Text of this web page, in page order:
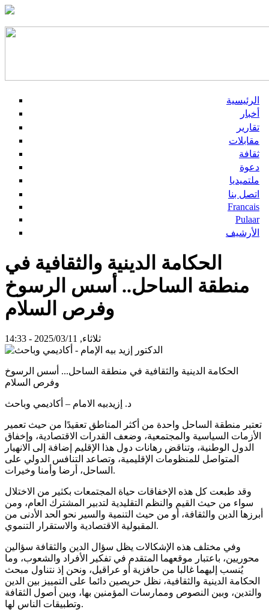
الرئيسية
أخبار
تقارير
مقابلات
ثقافة
دعوة
ملتميديا
اتصل بنا
Francais
Pulaar
الأرشيف
الحكامة الدينية والثقافية في
منطقة الساحل.. أسس الرسوخ
وفرص السلام
ثلاثاء, 2025/03/11 - 14:33
الحكامة الدينية والثقافية في منطقة الساحل... أسس الرسوخ
وفرص السلام
د. إزيدبيه الامام – أكاديمي وباحث
تعتبر منطقة الساحل واحدة من أكثر المناطق تعقيدًا من حيث تعمير
الأزمات السياسية والمجتمعية، وضعف القدرات الاقتصادية، وإخفاق
الدول الوطنية، وتناقض رهانات دول هذا الإقليم إضافة إلى الانهيار
المتواصل للمنظومات الإقليمية، وتصاعد التنافس الدولي على
الساحل، أرضا وأمنا وخيرات.
وقد طبعت كل هذه الإخفاقات حياة المجتمعات بكثير من الاختلال
سواء من حيث القيم والنظم التقليدية لتدبير المشترك العام، ومن
أبرزها الدين والثقافة، أو من حيث التنمية والسير نحو الحد الأدنى من
المقبولية الاقتصادية والاستقرار التنموي.
وفي مختلف هذه الإشكالات يظل سؤال الدين والثقافة سؤالين
محوريين، باعتبار موقعهما المتقدم في تفكير الأفراد والشعوب، وما
يُنسب إليهما غالبا من حافزية أو عراقيل، ونحن إذ نتناول مبحث
الحكامة الدينية والثقافية، نظل حريصين دائما على التمييز بين الدين
والتدين، وبين النصوص وممارسات المؤمنين بها، وبين أصول الثقافة
وتطبيقات الناس لها.